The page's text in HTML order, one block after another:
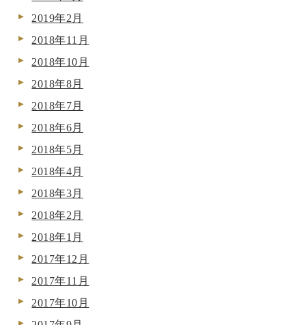
2019年2月
2018年11月
2018年10月
2018年8月
2018年7月
2018年6月
2018年5月
2018年4月
2018年3月
2018年2月
2018年1月
2017年12月
2017年11月
2017年10月